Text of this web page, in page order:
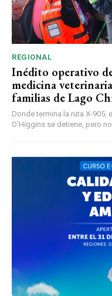
REGIONAL
Inédito operativo
medicina
familias de Lago
Donde termina la ruta X-905,
O’Higgins se detiene, pero no